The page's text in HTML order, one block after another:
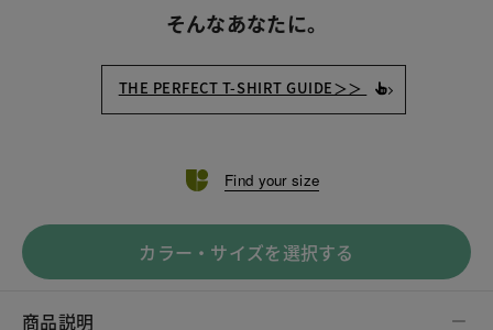
そんなあなたに。
THE PERFECT T-SHIRT GUIDE＞＞
Find your size
カラー・サイズを選択する
商品説明